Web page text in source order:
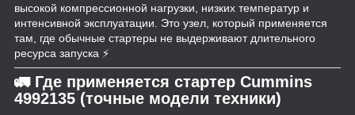
высокой компрессионной нагрузки, низких температур и
интенсивной эксплуатации. Это узел, который применяется
там, где обычные стартеры не выдерживают длительного
ресурса запуска ⚡
🚛 Где применяется стартер Cummins
4992135 (точные модели техники)